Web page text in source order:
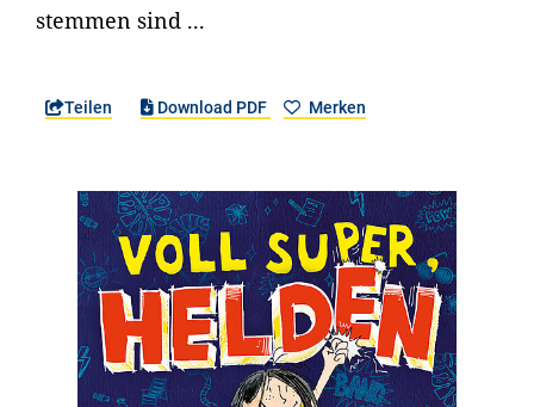
stemmen sind ...
Teilen Download PDF Merken